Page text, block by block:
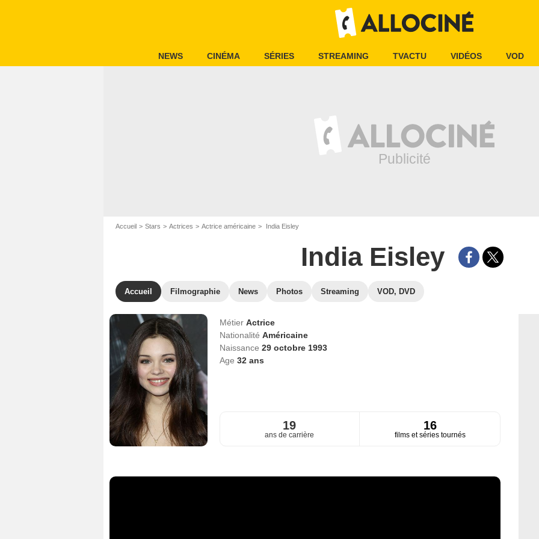
NEWS CINÉMA SÉRIES STREAMING TVACTU VIDÉOS VOD
Accueil Stars Actrices Actrice américaine India Eisley
India Eisley
Accueil Filmographie News Photos Streaming VOD, DVD
Métier Actrice
Nationalité Américaine
Naissance 29 octobre 1993
Age 32ans
19
ans de carrière
16
films et séries tournés